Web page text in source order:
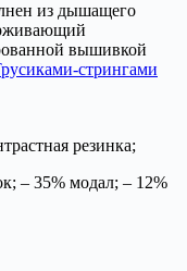
из дышащего
вышивкой
стрингами
резинка;
– 35% модал; – 12%